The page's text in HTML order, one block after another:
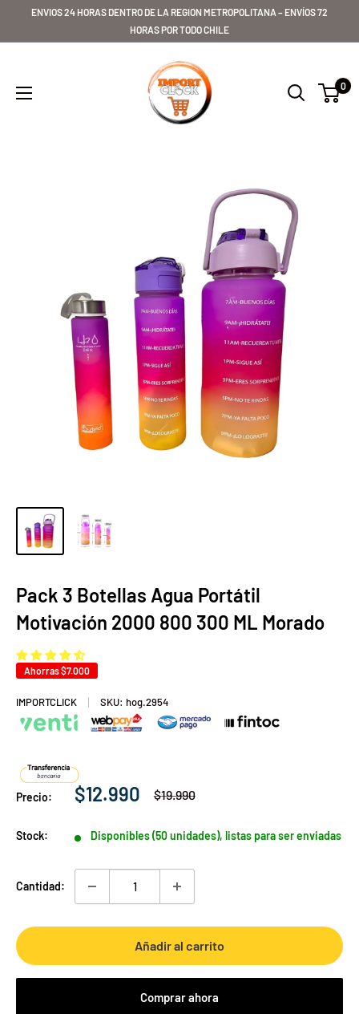
ENVIOS 24 HORAS DENTRO DE LA REGION METROPOLITANA – ENVÍOS 72
HORAS POR TODO CHILE
Importclick
0
Pack 3 Botellas Agua Portátil
Motivación 2000 800 300 ML Morado
Ahorras$7.000
IMPORTCLICK SKU: hog.2954
Precio:
Precio
venta
$12.990
Precio
$19.990
Stock: Disponibles (50 unidades), listas para ser enviadas
Cantidad:
Añadir al carrito
Comprar ahora